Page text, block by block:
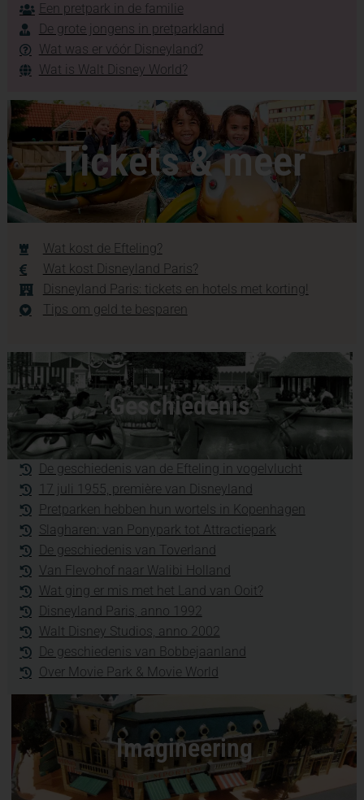
Een pretpark in de familie
De grote jongens in pretparkland
Wat was er vóór Disneyland?
Wat is Walt Disney World?
Tickets & meer
Wat kost de Efteling?
Wat kost Disneyland Paris?
Disneyland Paris: tickets en hotels met korting!
Tips om geld te besparen
Geschiedenis
De geschiedenis van de Efteling in vogelvlucht
17 juli 1955, première van Disneyland
Pretparken hebben hun wortels in Kopenhagen
Slagharen: van Ponypark tot Attractiepark
De geschiedenis van Toverland
Van Flevohof naar Walibi Holland
Wat ging er mis met het Land van Ooit?
Disneyland Paris, anno 1992
Walt Disney Studios, anno 2002
De geschiedenis van Bobbejaanland
Over Movie Park & Movie World
Imagineering